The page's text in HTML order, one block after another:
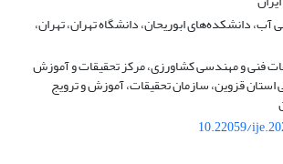
دانشکده‌های ابوریحان، دانشگاه تهران، تهران،
فنی و مهندسی کشاورزی، مرکز تحقیقات و آموزش
استان قزوین، سازمان تحقیقات، آموزش و ترویج
10.22059/